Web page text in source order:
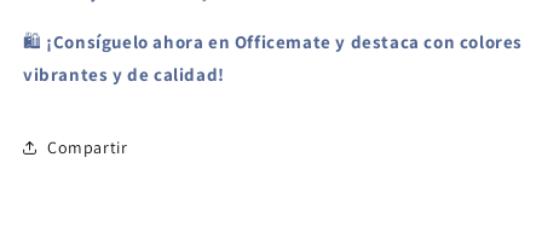
🛍 ¡Consíguelo ahora en Officemate y destaca con colores
vibrantes y de calidad!
Compartir